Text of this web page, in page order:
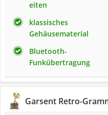
eiten
klassisches
Gehäusematerial
Bluetooth-
Funkübertragung
Garsent Retro-